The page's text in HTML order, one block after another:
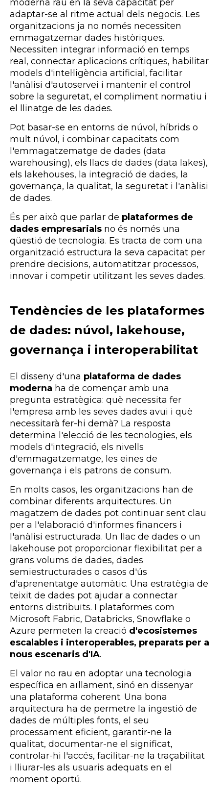
moderna rau en la seva capacitat per
adaptar-se al ritme actual dels negocis. Les
organitzacions ja no només necessiten
emmagatzemar dades històriques.
Necessiten integrar informació en temps
real, connectar aplicacions crítiques, habilitar
models d'intel·ligència artificial, facilitar
l'anàlisi d'autoservei i mantenir el control
sobre la seguretat, el compliment normatiu i
el llinatge de les dades.
Pot basar-se en entorns de núvol, híbrids o
mult núvol, i combinar capacitats com
l'emmagatzematge de dades (data
warehousing), els llacs de dades (data lakes),
els lakehouses, la integració de dades, la
governança, la qualitat, la seguretat i l'anàlisi
de dades.
És per això que parlar de plataformes de
dades empresarials no és només una
qüestió de tecnologia. Es tracta de com una
organització estructura la seva capacitat per
prendre decisions, automatitzar processos,
innovar i competir utilitzant les seves dades.
Tendències de les plataformes
de dades: núvol, lakehouse,
governança i interoperabilitat
El disseny d'una plataforma de dades
moderna ha de començar amb una
pregunta estratègica: què necessita fer
l'empresa amb les seves dades avui i què
necessitarà fer-hi demà? La resposta
determina l'elecció de les tecnologies, els
models d'integració, els nivells
d'emmagatzematge, les eines de
governança i els patrons de consum.
En molts casos, les organitzacions han de
combinar diferents arquitectures. Un
magatzem de dades pot continuar sent clau
per a l'elaboració d'informes financers i
l'anàlisi estructurada. Un llac de dades o un
lakehouse pot proporcionar flexibilitat per a
grans volums de dades, dades
semiestructurades o casos d'ús
d'aprenentatge automàtic. Una estratègia de
teixit de dades pot ajudar a connectar
entorns distribuïts. I plataformes com
Microsoft Fabric, Databricks, Snowflake o
Azure permeten la creació d'ecosistemes
escalables i interoperables, preparats per a
nous escenaris d'IA.
El valor no rau en adoptar una tecnologia
específica en aïllament, sinó en dissenyar
una plataforma coherent. Una bona
arquitectura ha de permetre la ingestió de
dades de múltiples fonts, el seu
processament eficient, garantir-ne la
qualitat, documentar-ne el significat,
controlar-hi l'accés, facilitar-ne la traçabilitat
i lliurar-les als usuaris adequats en el
moment oportú.